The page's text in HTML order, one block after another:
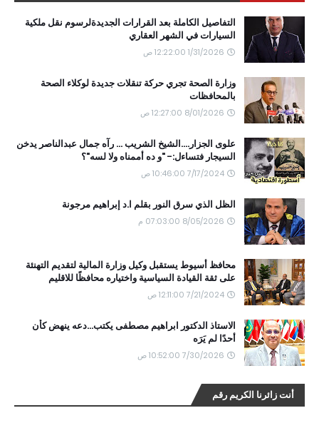
التفاصيل الكاملة بعد القرارات الجديدةلرسوم نقل ملكية
السيارات في الشهر العقاري
1/31/2026 12:22:00 ص
وزارة الصحة تجري حركة تنقلات جديدة لوكلاء الصحة
بالمحافظات
8/01/2026 12:27:00 ص
علوى الجزار....الشيخ الشريب ... رآه جمال عبدالناصر يدخن
السيجار فتساءل:- "و ده أممناه ولا لسه"؟
7/17/2024 10:46:00 ص
الظل الذي سرق النور بقلم ا.د إبراهيم مرجونة
8/05/2026 07:03:00 م
محافظ أسيوط يستقبل وكيل وزارة المالية لتقديم التهنئة
على ثقة القيادة السياسية واختياره محافظًا للاقليم
7/21/2024 12:11:00 ص
الاستاذ الدكتور ابراهيم مصطفى يكتب...دعه ينهض كأن
أحدًا لم يَرَه
7/30/2026 10:52:00 ص
أنت زائرنا الكريم رقم